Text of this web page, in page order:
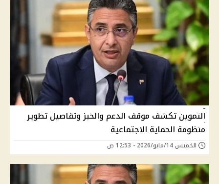
التموين تكشف موقف الدعم والخبز وتفاصيل تطوير
منظومة الحماية الاجتماعية
الخميس 14/مايو/2026 - 12:53 ص